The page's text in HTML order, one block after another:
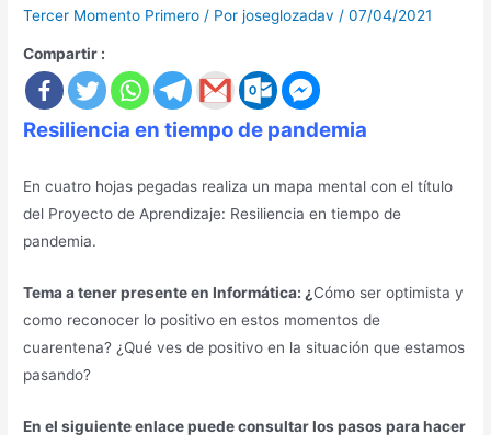
Tercer Momento Primero / Porjoseglozadav /07/04/2021
Compartir :
Resiliencia en tiempo de pandemia
En cuatro hojas pegadas realiza un mapa mental con el título
del Proyecto de Aprendizaje: Resiliencia en tiempo de
pandemia.
Tema a tener presente en Informática: ¿Cómo ser optimista y
como reconocer lo positivo en estos momentos de
cuarentena? ¿Qué ves de positivo en la situación que estamos
pasando?
En el siguiente enlace puede consultar los pasos para hacer